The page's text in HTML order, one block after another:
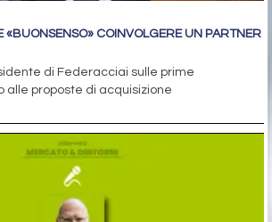
«BUONSENSO» COINVOLGERE UN PARTNER
di Federacciai sulle prime
alle proposte di acquisizione